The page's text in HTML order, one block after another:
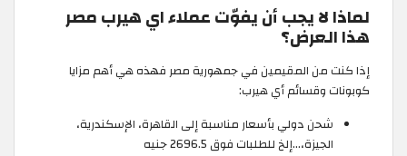
لماذا لا يجب أن يفوّت عملاء اي هيرب مصر
هذا العرض؟
إذا كنت من المقيمين في جمهورية مصر فهذه هي أهم مزايا
كوبونات وقسائم أي هيرب:
شحن دولي بأسعار مناسبة إلى القاهرة، الإسكندرية،
الجيزة،...إلخ للطلبات فوق 2696.5 جنيه